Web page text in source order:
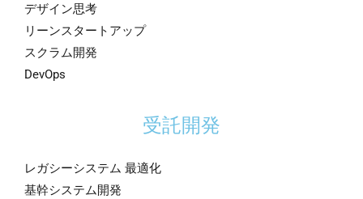
デザイン思考
リーンスタートアップ
スクラム開発
DevOps
受託開発
レガシーシステム 最適化
基幹システム開発